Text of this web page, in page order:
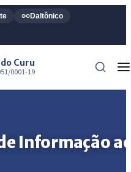
Daltônico
Curu
0001-19
Informação